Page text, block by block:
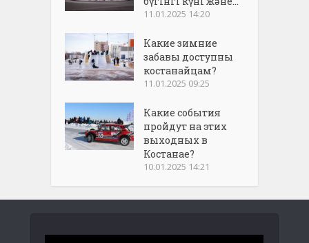
11.01.2025 14:20
Какие зимние
забавы доступны
костанайцам?
11.01.2025 09:25
Какие события
пройдут на этих
выходных в
Костанае?
10.01.2025 14:21